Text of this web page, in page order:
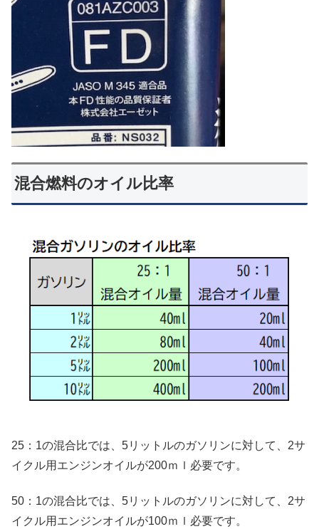
混合燃料のオイル比率
25：1の混合比では、5リットルのガソリンに対して、2サ
イクル用エンジンオイルが200ｍｌ必要です。
50：1の混合比では、5リットルのガソリンに対して、2サ
イクル用エンジンオイルが100ｍｌ必要です。